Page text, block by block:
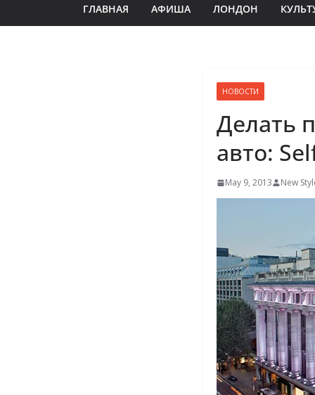
ГЛАВНАЯ АФИША ЛОНДОН
НОВОСТИ
Делать
авто:
May 9, 2013 New